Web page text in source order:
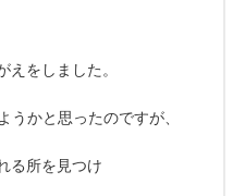
をしました。
うかと思ったのですが、
る所を見つけ